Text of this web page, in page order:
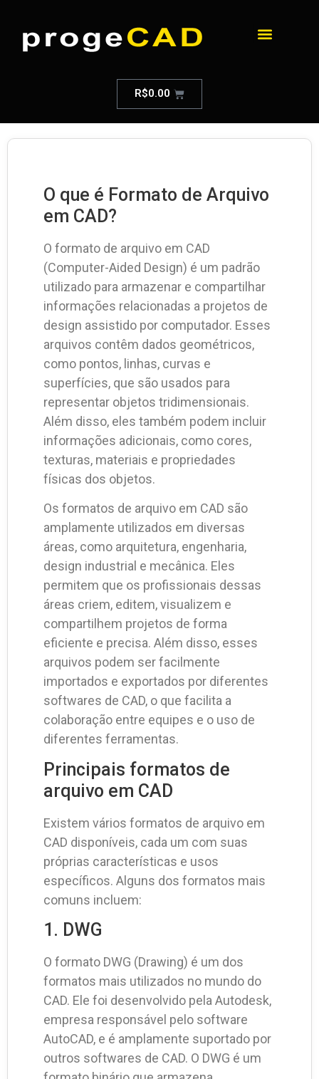
R$0.00
O que é Formato de Arquivo
em CAD?
O formato de arquivo em CAD
(Computer-Aided Design) é um padrão
utilizado para armazenar e compartilhar
informações relacionadas a projetos de
design assistido por computador. Esses
arquivos contêm dados geométricos,
como pontos, linhas, curvas e
superfícies, que são usados para
representar objetos tridimensionais.
Além disso, eles também podem incluir
informações adicionais, como cores,
texturas, materiais e propriedades
físicas dos objetos.
Os formatos de arquivo em CAD são
amplamente utilizados em diversas
áreas, como arquitetura, engenharia,
design industrial e mecânica. Eles
permitem que os profissionais dessas
áreas criem, editem, visualizem e
compartilhem projetos de forma
eficiente e precisa. Além disso, esses
arquivos podem ser facilmente
importados e exportados por diferentes
softwares de CAD, o que facilita a
colaboração entre equipes e o uso de
diferentes ferramentas.
Principais formatos de
arquivo em CAD
Existem vários formatos de arquivo em
CAD disponíveis, cada um com suas
próprias características e usos
específicos. Alguns dos formatos mais
comuns incluem:
1. DWG
O formato DWG (Drawing) é um dos
formatos mais utilizados no mundo do
CAD. Ele foi desenvolvido pela Autodesk,
empresa responsável pelo software
AutoCAD, e é amplamente suportado por
outros softwares de CAD. O DWG é um